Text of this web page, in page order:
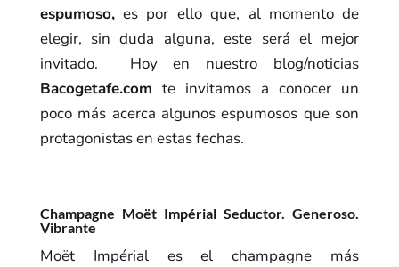
espumoso,es por ello que, al momento de
elegir, sin duda alguna, este será el mejor
invitado. Hoy en nuestro blog/noticias
Bacogetafe.com te invitamos a conocer un
poco más acerca algunos espumosos que son
protagonistas en estas fechas.
Champagne Moët Impérial Seductor. Generoso.
Vibrante
Moët Impérial es el champagne más